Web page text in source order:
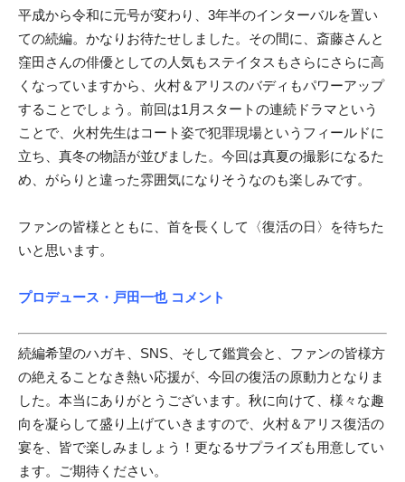
平成から令和に元号が変わり、3年半のインターバルを置い
ての続編。かなりお待たせしました。その間に、斎藤さんと
窪田さんの俳優としての人気もステイタスもさらにさらに高
くなっていますから、火村＆アリスのバディもパワーアップ
することでしょう。前回は1月スタートの連続ドラマという
ことで、火村先生はコート姿で犯罪現場というフィールドに
立ち、真冬の物語が並びました。今回は真夏の撮影になるた
め、がらりと違った雰囲気になりそうなのも楽しみです。
ファンの皆様とともに、首を長くして〈復活の日〉を待ちた
いと思います。
プロデュース・戸田一也 コメント
続編希望のハガキ、SNS、そして鑑賞会と、ファンの皆様方
の絶えることなき熱い応援が、今回の復活の原動力となりま
した。本当にありがとうございます。秋に向けて、様々な趣
向を凝らして盛り上げていきますので、火村＆アリス復活の
宴を、皆で楽しみましょう！更なるサプライズも用意してい
ます。ご期待ください。